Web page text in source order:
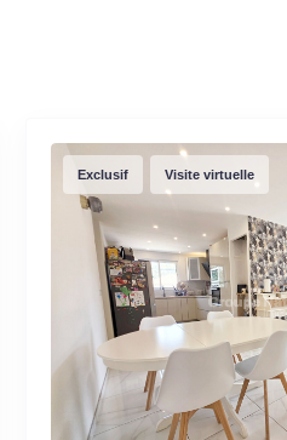
Exclusif Visite virtuelle